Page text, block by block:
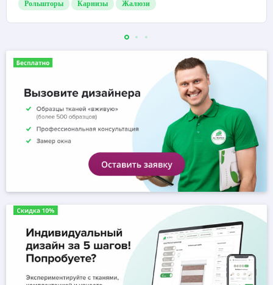
Рольшторы Карнизы Жалюзи